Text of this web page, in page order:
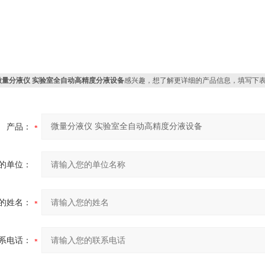
量分液仪 实验室全自动高精度分液设备感兴趣，想了解更详细的产品信息，填写下
产品：
单位：
姓名：
电话：